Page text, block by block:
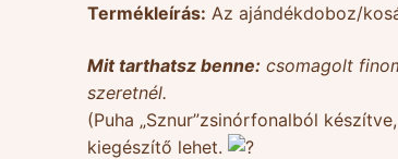
Termékleírás: Az ajándékdoboz/
Mit tarthatsz benne: csomagolt
szeretnél.
(Puha „Sznur”zsinórfonalból
kiegészítő lehet.